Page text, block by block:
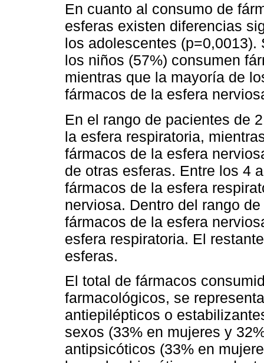
En cuanto al consumo de
esferas existen diferencias
los adolescentes
los niños (57%) consumen
mientras que la mayoría de
fármacos de la esfera
En el rango de pacientes de
la esfera respiratoria,
fármacos de la esfera
de otras esferas. Entre los 4
fármacos de la esfera
nerviosa. Dentro del rango
fármacos de la esfera
esfera respiratoria. El
esferas.
El total de fármacos
farmacológicos, se
antiepilépticos o
sexos (33% en mujeres y
antipsicóticos (33% en